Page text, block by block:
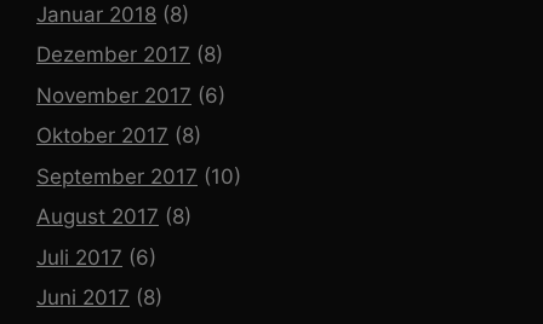
Januar 2018 (8)
Dezember 2017 (8)
November 2017 (6)
Oktober 2017 (8)
September 2017 (10)
August 2017 (8)
Juli 2017 (6)
Juni 2017 (8)